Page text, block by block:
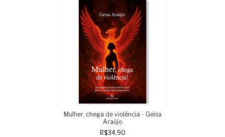
Mulher, chega de violência - Geisa
Araújo
R$34,90